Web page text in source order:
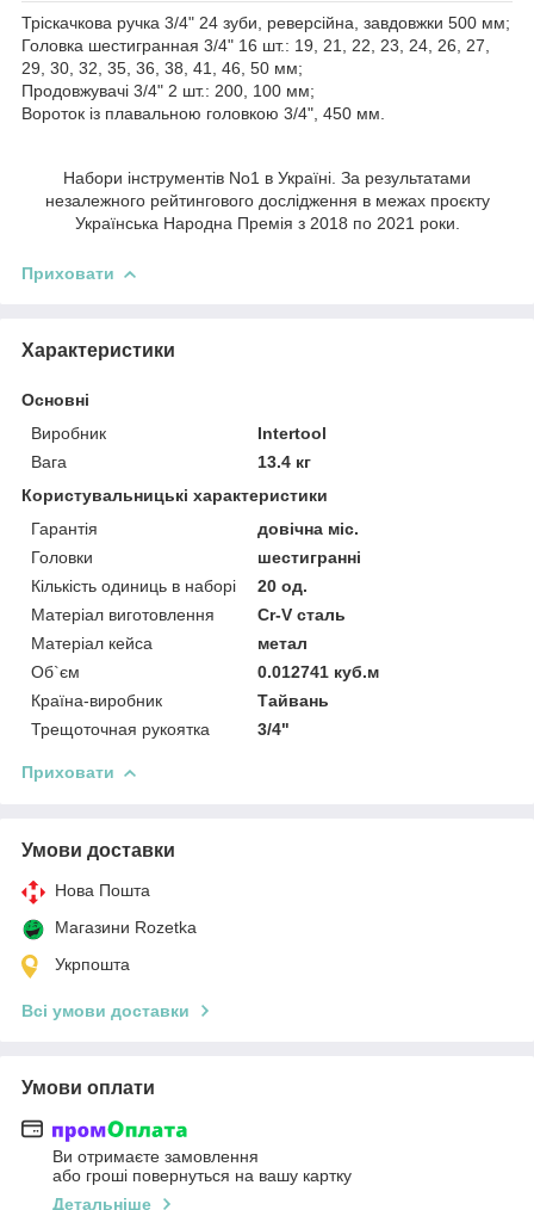
Тріскачкова ручка 3/4" 24 зуби, реверсійна, завдовжки 500 мм;
Головка шестигранная 3/4" 16 шт.: 19, 21, 22, 23, 24, 26, 27,
29, 30, 32, 35, 36, 38, 41, 46, 50 мм;
Продовжувачі 3/4" 2 шт.: 200, 100 мм;
Вороток із плавальною головкою 3/4", 450 мм.
Набори інструментів No1 в Україні. За результатами
незалежного рейтингового дослідження в межах проєкту
Українська Народна Премія з 2018 по 2021 роки.
Приховати
Характеристики
Основні
Виробник
Intertool
Вага
13.4 кг
Користувальницькі характеристики
Гарантія
довічна міс.
Головки
шестигранні
Кількість одиниць в наборі
20 од.
Матеріал виготовлення
Cr-V сталь
Матеріал кейса
метал
Об`єм
0.012741 куб.м
Країна-виробник
Тайвань
Трещоточная рукоятка
3/4"
Приховати
Умови доставки
Нова Пошта
Магазини Rozetka
Укрпошта
Всі умови доставки
Умови оплати
Ви отримаєте замовлення
або гроші повернуться на вашу картку
Детальніше